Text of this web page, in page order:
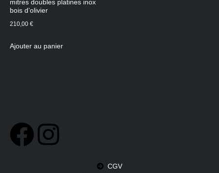
mitres doubles platines inox
bois d’olivier
210,00 €
Ajouter au panier
CGV